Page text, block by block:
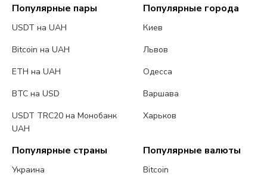
Популярные пары
USDT на UAH
Bitcoin на UAH
ETH на UAH
BTC на USD
USDT TRC20 на Монобанк
UAH
Популярные города
Киев
Львов
Одесса
Варшава
Харьков
Популярные страны
Украина
Популярные валюты
Bitcoin